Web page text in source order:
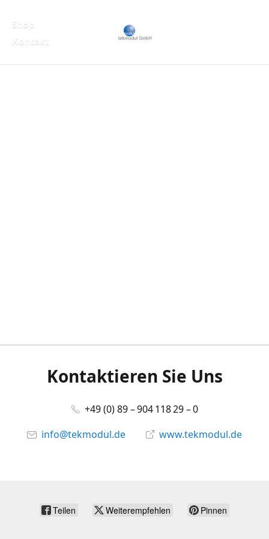
Shop
Kontakt
Kontaktieren Sie Uns
+49 (0) 89 – 904 118 29 – 0
info@tekmodul.de
www.tekmodul.de
Teilen Weiterempfehlen Pinnen